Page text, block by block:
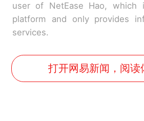
user of NetEase Hao, which
platform and only provides
services.
打开网易新闻，阅读